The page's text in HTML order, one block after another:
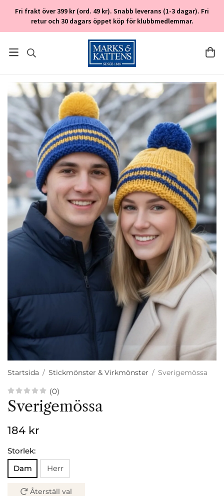
Fri frakt över 399 kr (ord. 49 kr). Snabb leverans (1-3 dagar). Fri
retur och 30 dagars öppet köp för klubbmedlemmar.
Startsida / Stickmönster & Virkmönster / Sverigemössa
(0)
Sverigemössa
184 kr
Storlek:
Dam
Herr
Återställ val